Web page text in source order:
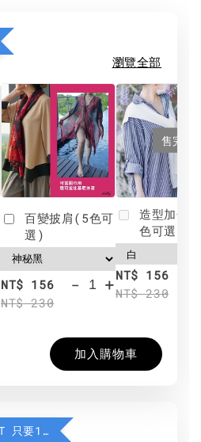
瀏覽全部
百變披肩(5色可
選)
NT$ 156
NT$ 230
- +
售完
造型加分
色可選)
NT$ 156
NT$ 230
加入購物車
加購 MIT防曬透氣棉T 只要190元